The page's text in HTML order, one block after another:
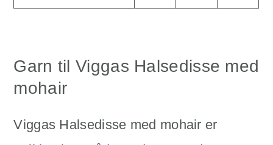
Garn til Viggas Halsedisse med
mohair
Viggas Halsedisse med mohair er